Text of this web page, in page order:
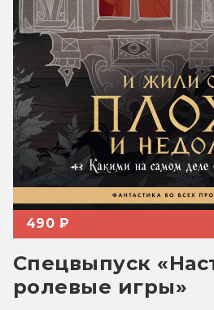
490 ₽
Спецвыпуск
ролевые игры»